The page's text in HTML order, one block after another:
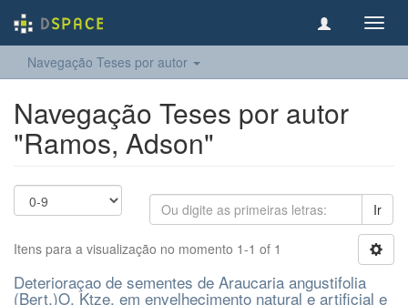
Navegação Teses por autor
Navegação Teses por autor
"Ramos, Adson"
Ir
Itens para a visualização no momento 1-1 of 1
Deterioraçao de sementes de Araucaria angustifolia
(Bert.)O. Ktze. em envelhecimento natural e artificial e